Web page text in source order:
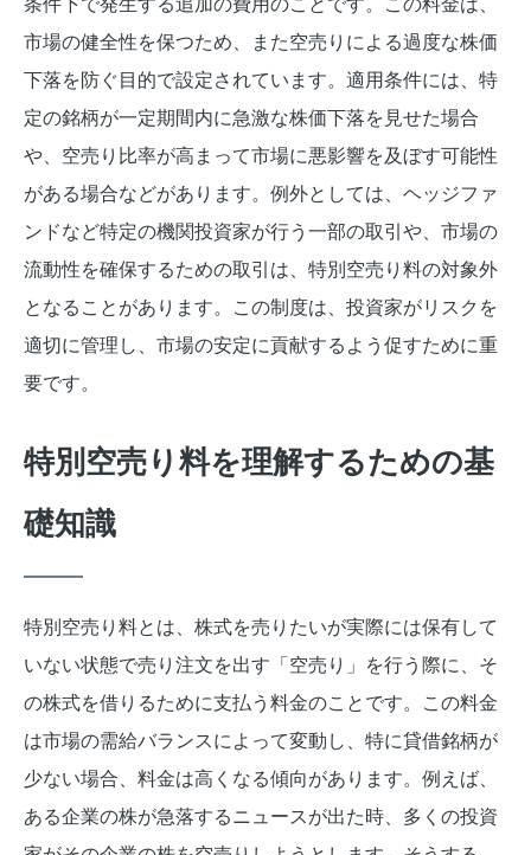
条件下で発生する追加の費用のことです。この料金は、
市場の健全性を保つため、また空売りによる過度な株価
下落を防ぐ目的で設定されています。適用条件には、特
定の銘柄が一定期間内に急激な株価下落を見せた場合
や、空売り比率が高まって市場に悪影響を及ぼす可能性
がある場合などがあります。例外としては、ヘッジファ
ンドなど特定の機関投資家が行う一部の取引や、市場の
流動性を確保するための取引は、特別空売り料の対象外
となることがあります。この制度は、投資家がリスクを
適切に管理し、市場の安定に貢献するよう促すために重
要です。
特別空売り料を理解するための基
礎知識
特別空売り料とは、株式を売りたいが実際には保有して
いない状態で売り注文を出す「空売り」を行う際に、そ
の株式を借りるために支払う料金のことです。この料金
は市場の需給バランスによって変動し、特に貸借銘柄が
少ない場合、料金は高くなる傾向があります。例えば、
ある企業の株が急落するニュースが出た時、多くの投資